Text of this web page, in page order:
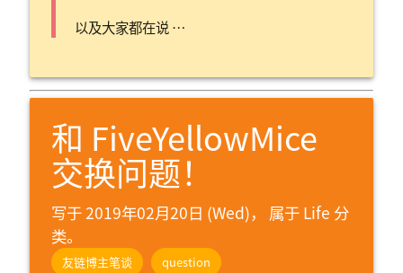
以及大家都在说 …
和 FiveYellowMice
交换问题！
写于 2019年02月20日 (Wed)， 属于 Life 分
类。
友链博主笔谈 question